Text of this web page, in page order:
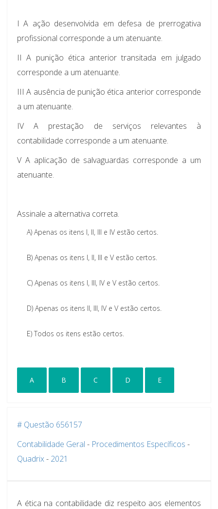
I A ação desenvolvida em defesa de prerrogativa
profissional corresponde a um atenuante.
II A punição ética anterior transitada em julgado
corresponde a um atenuante.
III A ausência de punição ética anterior corresponde
a um atenuante.
IV A prestação de serviços relevantes à
contabilidade corresponde a um atenuante.
V A aplicação de salvaguardas corresponde a um
atenuante.
Assinale a alternativa correta.
A) Apenas os itens I, II, III e IV estão certos.
B) Apenas os itens I, II, III e V estão certos.
C) Apenas os itens I, III, IV e V estão certos.
D) Apenas os itens II, III, IV e V estão certos.
E) Todos os itens estão certos.
A B C D E
# Questão 656157
Contabilidade Geral - Procedimentos Específicos -
Quadrix- 2021
A ética na contabilidade diz respeito aos elementos